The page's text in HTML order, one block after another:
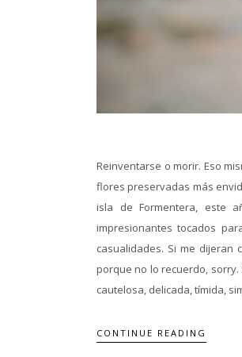
Reinventarse o morir. Eso
flores preservadas más
isla de Formentera, este
impresionantes tocados
casualidades. Si me dijeran
porque no lo recuerdo,
cautelosa, delicada, tímida,
CONTINUE READING